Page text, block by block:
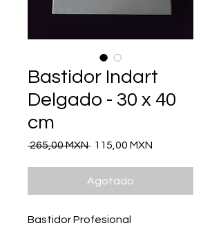
Bastidor Indart
Delgado - 30 x 40
cm
265,00 MXN Precio
115,00 MXN
oferta
Agotado
Bastidor Profesional